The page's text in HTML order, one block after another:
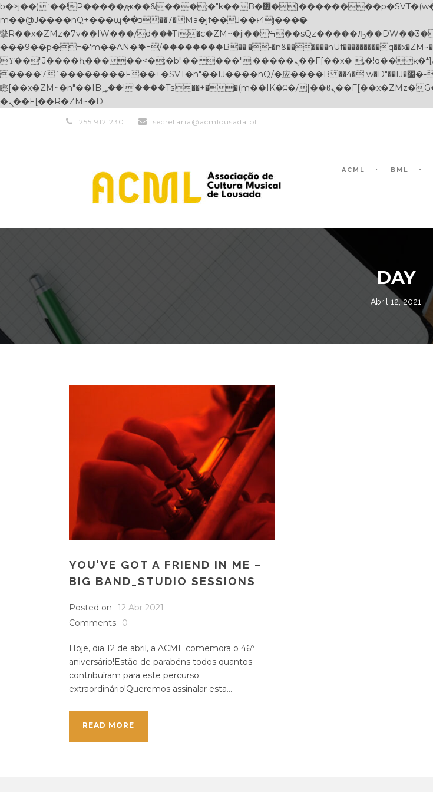
b�>j��)΄��!P�����ԫ��&���;�"k��B�޶�}��������p�SVT�(w��ę��!j������ ��x�;�-
m��@J����nQ+���պ��כ��7�Ma�jf��J��ͱ4j���Ѳ�
撆R��x�ZMz�7v��IW���/d��ٞ�Тז�c�ZM~�ji�� ߒ��sQz�����Ԡ��DW��3�De�n"��M�+/��������B��:�-�u��IJ���7j�委
���9��p�=�'m��AN�ޭ�=/��������B��:�-�n&������nUf���������q��x�ZM~�
ϒ��"J����ԧ�����<�;�b"�� ���"j�����ܢ��F[��x� ,�!q�� қ�*]/���؝�2��7�SMc�s"���ޭ�DQ/�应�ܢ��F_��!� :�s"��
����7`��������F��+�SVT�n"��IJ����nQ/�应����B ��4� w�D"��IJ�׭�-`������S��9�Dr�ji��EJ߅��gJ�应��
矁[��x�ZM~�n"��IB؃��!'����Тѕ��+��(m��IK�ʭ�/|��ϐܢ��F[��x�ZMz�G�� %嬩�/c��������[[��<�RI:�:c��MΎ��:z�졾
�ܢ��F[��R�ZM~�D
255 912 230 secretaria@acmlousada.pt
ACML BML
DAY
Abril 12, 2021
YOU’VE GOT A FRIEND IN ME –
BIG BAND_STUDIO SESSIONS
Posted on
12 Abr 2021
Comments
0
Hoje, dia 12 de abril, a ACML comemora o 46º
aniversário!Estão de parabéns todos quantos
contribuíram para este percurso
extraordinário!Queremos assinalar esta...
READ MORE